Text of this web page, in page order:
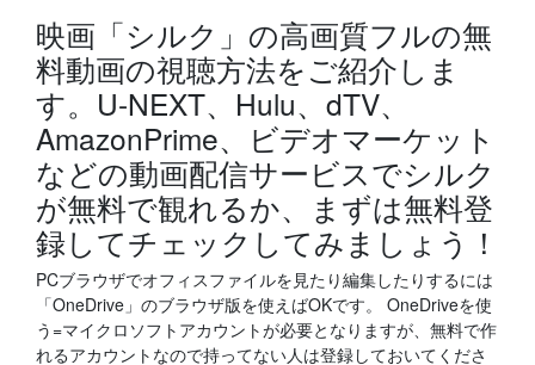
映画「シルク」の高画質フルの無
料動画の視聴方法をご紹介しま
す。U-NEXT、Hulu、dTV、
AmazonPrime、ビデオマーケット
などの動画配信サービスでシルク
が無料で観れるか、まずは無料登
録してチェックしてみましょう！
PCブラウザでオフィスファイルを見たり編集したりするには
「OneDrive」のブラウザ版を使えばOKです。 OneDriveを使
う=マイクロソフトアカウントが必要となりますが、無料で作
れるアカウントなので持ってない人は登録しておいてくださ